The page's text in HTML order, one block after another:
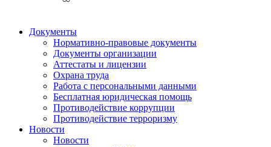
Документы
Нормативно-правовые документы
Документы организации
Аттестаты и лицензии
Охрана труда
Работа с персональными данными
Бесплатная юридическая помощь
Противодействие коррупции
Противодействие терроризму
Новости
Новости